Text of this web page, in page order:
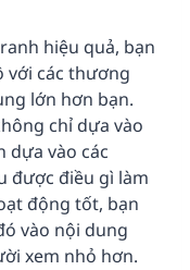
hiệu quả, bạn
với các thương
lớn hơn bạn.
chỉ dựa vào
dựa vào các
được điều gì làm
động tốt, bạn
vào nội dung
xem nhỏ hơn.